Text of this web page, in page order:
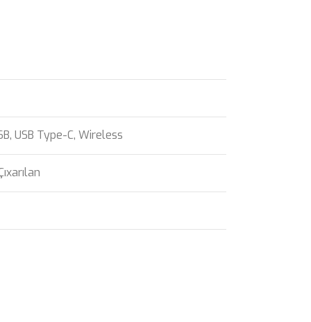
, USB Type-C, Wireless